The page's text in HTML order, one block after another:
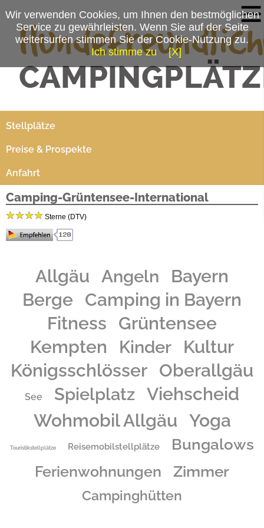
Campingplatzmenü
Stellplätze
Preise & Prospekte
Anfahrt
Camping-Grüntensee-International
Sterne (DTV)
Grüntenseeufer mit großer Spiel- und Liegewiese der idyllische, großzügige Camping-
Grüntensee-International, ideal für Sommer- und Wintercamping geeignet.
Allgäu Angeln
Bayern
Berge
Camping in Bayern
Fitness
Grüntensee
Kempten
Kinder
Kultur
Königsschlösser Oberallgäu
See Spielplatz Viehscheid
Wohmobil Allgäu Yoga
Touristikstellplätze Reisemobilstellplätze Bungalows
Ferienwohnungen Zimmer
Campinghütten
Wir verwenden Cookies, um Ihnen den bestmöglichen
Service zu gewährleisten. Wenn Sie auf der Seite
weitersurfen stimmen Sie der Cookie-Nutzung zu.
Ich stimme zu
[X]